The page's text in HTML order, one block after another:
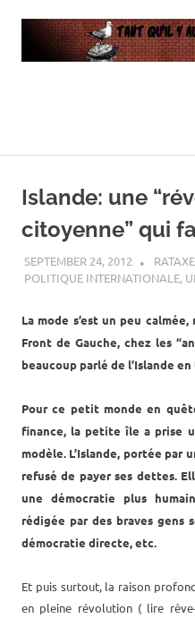
contentaura
de
…
pour
tout
le
monde
Islande: une
citoyenne” qui
SEPTEMBER 24, 2012
POLITIQUE INTERNATIONALE,
La mode s’est un peu
Front de Gauche, chez les
beaucoup parlé de l’Islande
Pour ce petit monde en
finance, la petite île a prise
modèle. L’Islande, portée par
refusé de payer ses dettes.
une démocratie plus
rédigée par des braves gens
démocratie directe, etc.
Et puis surtout, la raison
en pleine révolution ( lire